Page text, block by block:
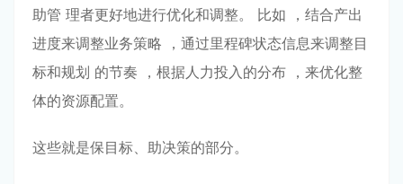
助管 理者更好地进⾏优化和调整。 ⽐如 ，结合产出
进度来调整业务策略 ，通过⾥程碑状态信息来调整⽬
标和规划 的节奏 ，根据⼈⼒投⼊的分布 ，来优化整
体的资源配置。
这些就是保⽬标、助决策的部分。